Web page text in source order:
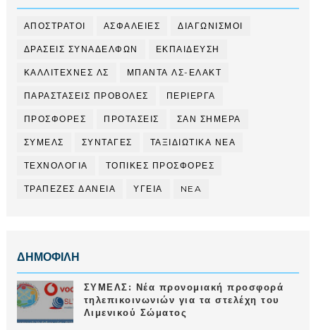
ΑΠΟΣΤΡΑΤΟΙ ΑΣΦΑΛΕΙΕΣ ΔΙΑΓΩΝΙΣΜΟΙ
ΔΡΑΣΕΙΣ ΣΥΝΑΔΕΛΦΩΝ ΕΚΠΑΙΔΕΥΣΗ
ΚΑΛΛΙΤΕΧΝΕΣ ΛΣ ΜΠΑΝΤΑ ΛΣ-ΕΛΑΚΤ
ΠΑΡΑΣΤΑΣΕΙΣ ΠΡΟΒΟΛΕΣ ΠΕΡΙΕΡΓΑ
ΠΡΟΣΦΟΡΕΣ ΠΡΟΤΑΣΕΙΣ ΣΑΝ ΣΗΜΕΡΑ
ΣΥΜΕΛΣ ΣΥΝΤΑΓΕΣ ΤΑΞΙΔΙΩΤΙΚΑ ΝΕΑ
ΤΕΧΝΟΛΟΓΙΑ ΤΟΠΙΚΕΣ ΠΡΟΣΦΟΡΕΣ
ΤΡΑΠΕΖΕΣ ΔΑΝΕΙΑ ΥΓΕΙΑ NEA
ΔΗΜΟΦΙΛΗ
ΣΥΜΕΛΣ: Νέα προνομιακή προσφορά
τηλεπικοινωνιών για τα στελέχη του
Λιμενικού Σώματος